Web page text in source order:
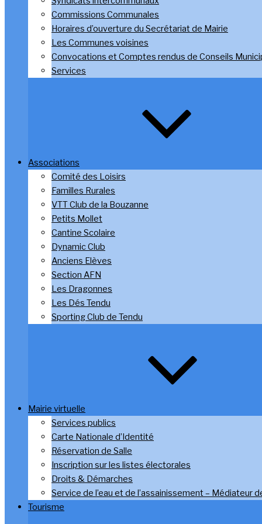
Commissions Communales
Horaires d’ouverture du Secrétariat de Mairie
Les Communes voisines
Convocations et Comptes rendus de Conseils
Services
Associations
Comité des Loisirs
Familles Rurales
VTT Club de la Bouzanne
Petits Mollet
Cantine Scolaire
Dynamic Club
Anciens Elèves
Section AFN
Les Dragonnes
Les Dés Tendu
Sporting Club de Tendu
Mairie virtuelle
Services publics
Carte Nationale d’Identité
Réservation de Salle
Inscription sur les listes électorales
Droits & Démarches
Service de l’eau et de l’assainissement – Médiateur
Tourisme